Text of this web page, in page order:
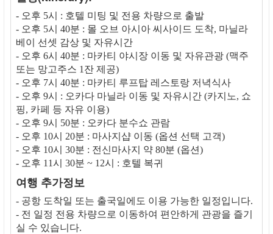
- 오후 5시 : 호텔 미팅 및 전용 차량으로 출발
- 오후 5시 40분 : 몰 오브 아시아 씨사이드 도착, 마닐라
베이 선셋 감상 및 자유시간
- 오후 6시 40분 : 마카티 야시장 이동 및 자유관광 (맥주
또는 망고주스 1잔 제공)
- 오후 7시 40분 : 마카티 루프탑 레스토랑 저녁식사
- 오후 9시 : 오카다 마닐라 이동 및 자유시간 (카지노, 쇼
핑, 카페 등 자유 이용)
- 오후 9시 50분 : 오카다 분수쇼 관람
- 오후 10시 20분 : 마사지샵 이동 (옵션 선택 고객)
- 오후 10시 30분 : 전신마사지 약 80분 (옵션)
- 오후 11시 30분 ~ 12시 : 호텔 복귀
여행 추가정보
- 공항 도착일 또는 출국일에도 이용 가능한 일정입니다.
- 전 일정 전용 차량으로 이동하여 편안하게 관광을 즐기
실 수 있습니다.